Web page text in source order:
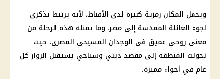
ويحمل المكان رمزية كبيرة لدى الأقباط، لأنه يرتبط بذكرى
لجوء العائلة المقدسة إلى مصر، وما تمثله هذه الرحلة من
معنى روحي عميق في الوجدان المسيحي المصري، حيث
تحولت المنطقة إلى مقصد ديني وسياحي يستقبل الزوار كل
عام في أجواء مميزة.